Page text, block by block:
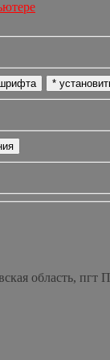
область,